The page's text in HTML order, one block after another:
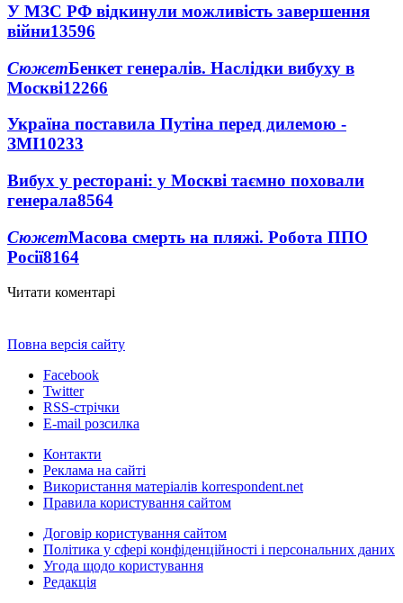
У МЗС РФ відкинули можливість завершення
війни13596
СюжетБенкет генералів. Наслідки вибуху в
Москві12266
Україна поставила Путіна перед дилемою -
ЗМІ10233
Вибух у ресторані: у Москві таємно поховали
генерала8564
СюжетМасова смерть на пляжі. Робота ППО
Росії8164
Читати коментарі
Повна версія сайту
Facebook
Twitter
RSS-стрічки
E-mail розсилка
Контакти
Реклама на сайті
Використання матеріалів korrespondent.net
Правила користування сайтом
Договір користування сайтом
Політика у сфері конфіденційності і персональних даних
Угода щодо користування
Редакція